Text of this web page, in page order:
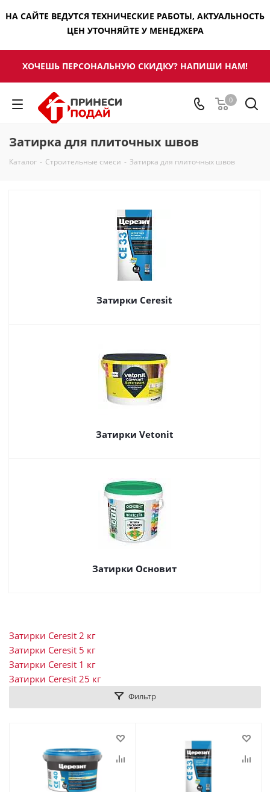
НА САЙТЕ ВЕДУТСЯ ТЕХНИЧЕСКИЕ РАБОТЫ, АКТУАЛЬНОСТЬ
ЦЕН УТОЧНЯЙТЕ У МЕНЕДЖЕРА
ХОЧЕШЬ ПЕРСОНАЛЬНУЮ СКИДКУ? НАПИШИ НАМ!
0
Затирка для плиточных швов
Каталог - Строительные смеси - Затирка для плиточных швов
Затирки Ceresit
Затирки Vetonit
Затирки Основит
Затирки Ceresit 2 кг
Затирки Ceresit 5 кг
Затирки Ceresit 1 кг
Затирки Ceresit 25 кг
Фильтр